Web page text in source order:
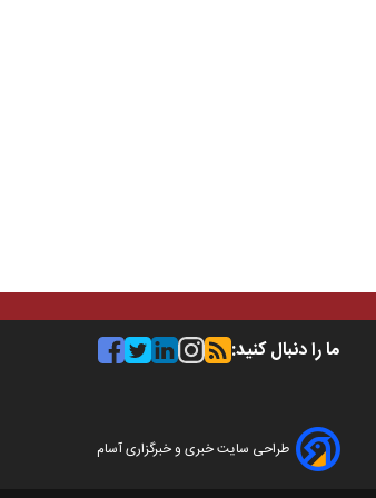
ما را دنبال کنید:
طراحی سایت خبری و خبرگزاری آسام